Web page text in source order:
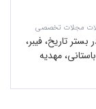
مجلات تخصصی
تاریخ، فیبر،
مهدیه